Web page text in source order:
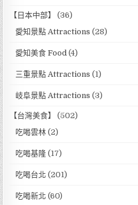
【日本中部】
(36)
愛知景點 Attractions (28)
愛知美食 Food (4)
三重景點 Attractions (1)
岐阜景點 Attractions (3)
【台灣美食】
(502)
吃喝雲林 (2)
吃喝基隆 (17)
吃喝台北 (201)
吃喝新北 (60)